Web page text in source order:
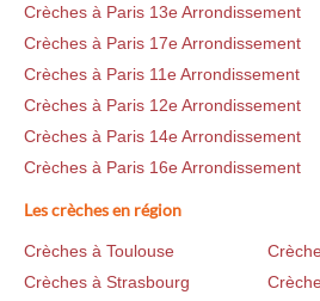
Crèches à Paris 13e Arrondissement
Crèches à Paris 17e Arrondissement
Crèches à Paris 11e Arrondissement
Crèches à Paris 12e Arrondissement
Crèches à Paris 14e Arrondissement
Crèches à Paris 16e Arrondissement
Les crèches en région
Crèches à Toulouse
Crèches à Strasbourg